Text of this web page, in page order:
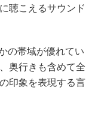
聴こえるサウンド
の帯域が優れてい
奥行きも含めて全
印象を表現する言